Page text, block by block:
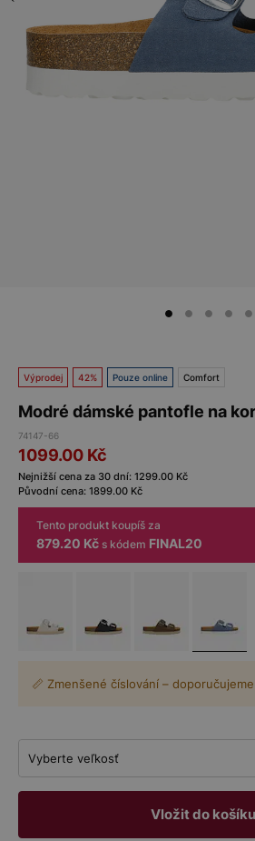
Výprodej 42% Pouze online Comfort
Modré dámské pantofle na
74147-66
1099.00 Kč
Nejnižší cena za 30 dní: 1299.00 Kč
Původní cena: 1899.00 Kč
Tento produkt koupíš za
879.20 Kč s kódem FINAL20
📏 Zmenšené číslování –
Vyberte veľkosť
Vložit do košíku